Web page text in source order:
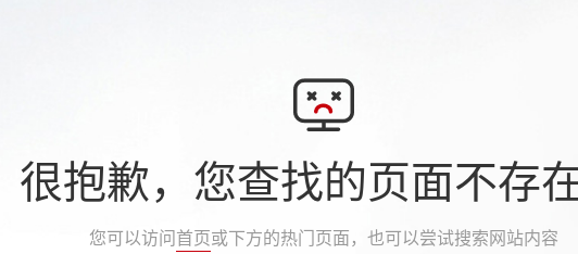
很抱歉，您查找的页面不存
您可以访问 首页或下方的热门页面，也可以尝试搜索网站内容